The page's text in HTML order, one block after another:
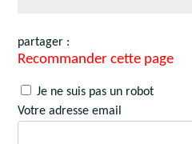
partager :
Recommander cette page
Je ne suis pas un robot
Votre adresse email